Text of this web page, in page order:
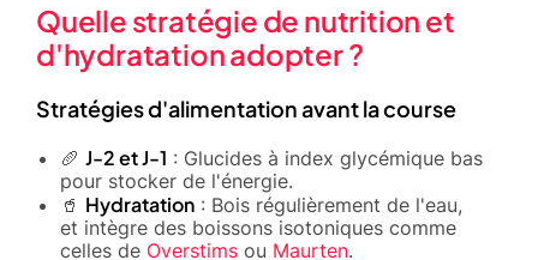
Quelle stratégie de nutrition et
d'hydratation adopter ?
Stratégies d'alimentation avant la course
🥖 J-2 et J-1 : Glucides à index glycémique bas
pour stocker de l'énergie.
🥤 Hydratation : Bois régulièrement de l'eau,
et intègre des boissons isotoniques comme
celles de Overstims ou Maurten.